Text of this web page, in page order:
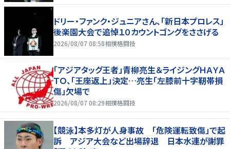
ドリー・ファンク・ジュニアさん、「新日本プロレス」
後楽園大会で追悼１０カウントゴングをささげる
2026/08/07 08:58相撲格闘技
「アジアタッグ王者」青柳亮生＆ライジングＨＡＹＡ
ＴＯ、「王座返上」決定…亮生「左膝前十字靭帯損
傷」欠場で
2026/08/07 08:29相撲格闘技
【競泳】本多灯が人身事故 「危険運転致傷」で起
訴 アジア大会など出場辞退 日本水連が謝罪